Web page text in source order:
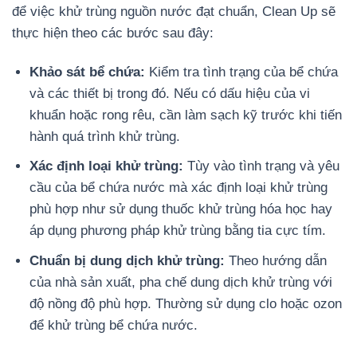
để việc khử trùng nguồn nước đạt chuẩn, Clean Up sẽ
thực hiện theo các bước sau đây:
Khảo sát bể chứa: Kiểm tra tình trạng của bể chứa
và các thiết bị trong đó. Nếu có dấu hiệu của vi
khuẩn hoặc rong rêu, cần làm sạch kỹ trước khi tiến
hành quá trình khử trùng.
Xác định loại khử trùng: Tùy vào tình trạng và yêu
cầu của bể chứa nước mà xác định loại khử trùng
phù hợp như sử dụng thuốc khử trùng hóa học hay
áp dụng phương pháp khử trùng bằng tia cực tím.
Chuẩn bị dung dịch khử trùng: Theo hướng dẫn
của nhà sản xuất, pha chế dung dịch khử trùng với
độ nồng độ phù hợp. Thường sử dụng clo hoặc ozon
để khử trùng bể chứa nước.